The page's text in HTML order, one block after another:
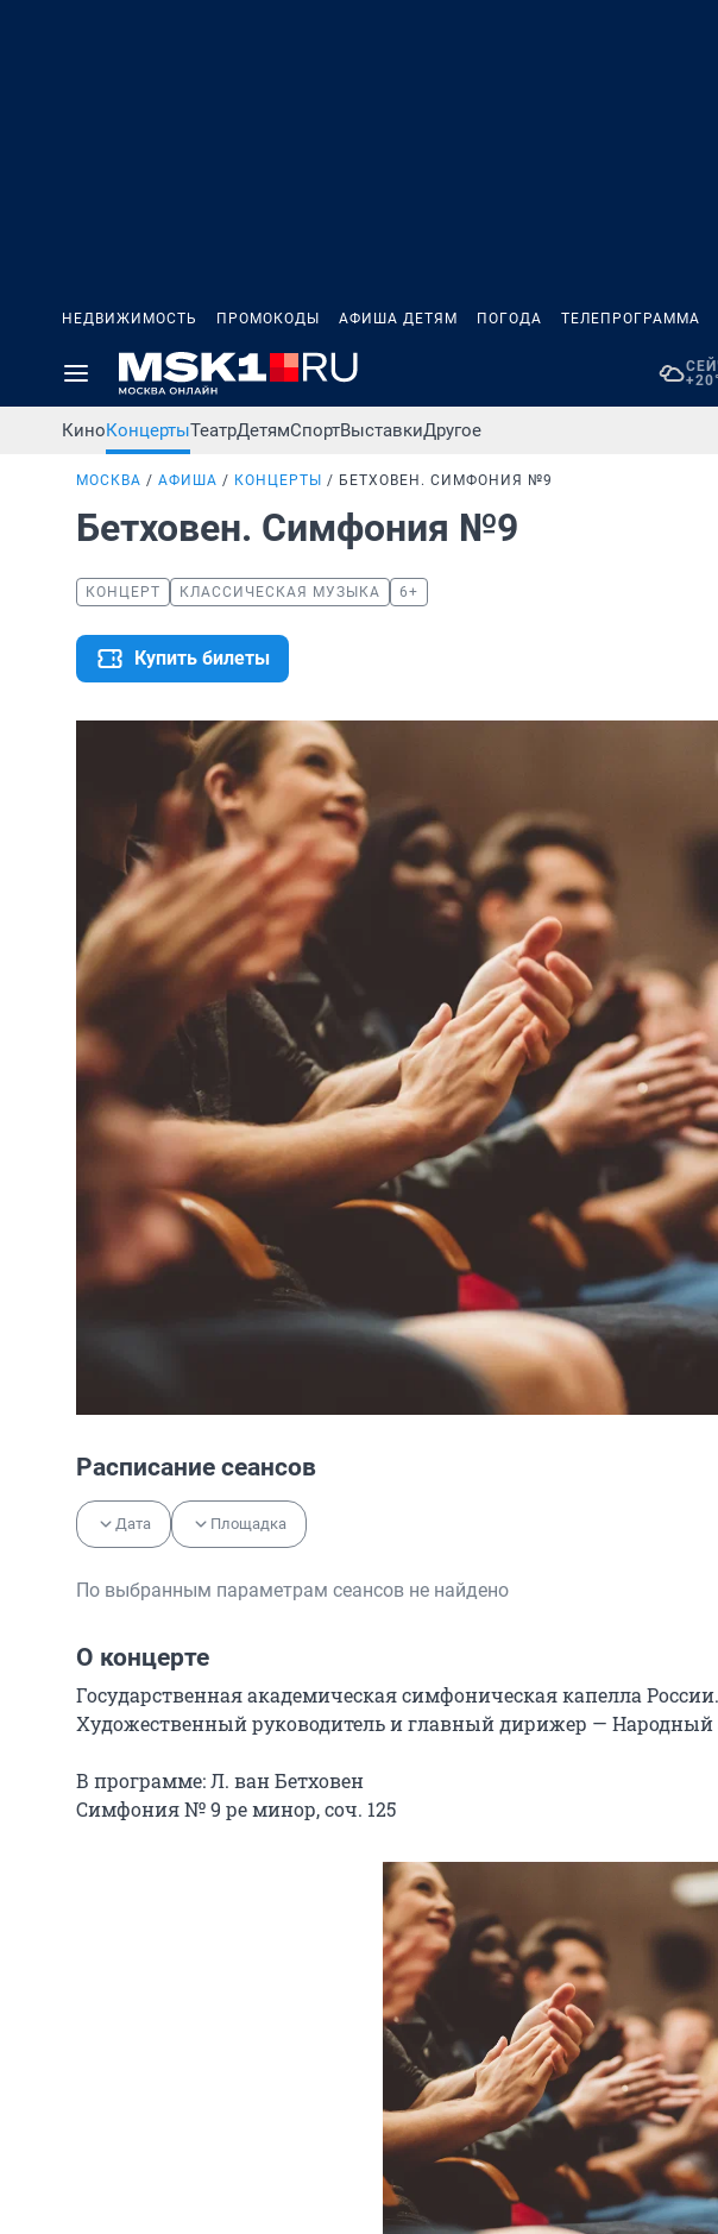
НЕДВИЖИМОСТЬ ПРОМОКОДЫ АФИША ДЕТЯМ ПОГОДА ТЕЛЕПРОГРАММА
КиноКонцертыТеатрДетямСпортВыставкиДругое
МОСКВА АФИША КОНЦЕРТЫ БЕТХОВЕН. СИМФОНИЯ №9
Бетховен. Симфония №9
КОНЦЕРТ КЛАССИЧЕСКАЯ МУЗЫКА 6+
Купить билеты
Расписание сеансов
Дата Площадка
По выбранным параметрам сеансов не найдено
О концерте
Государственная академическая симфоническая капелла России.
Художественный руководитель и главный дирижер — Народный
В программе: Л. ван Бетховен
Симфония № 9 ре минор, соч. 125